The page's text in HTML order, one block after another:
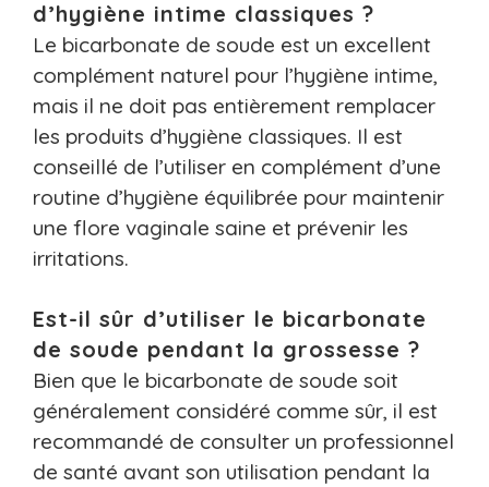
d’hygiène intime classiques ?
Le bicarbonate de soude est un excellent
complément naturel pour l’hygiène intime,
mais il ne doit pas entièrement remplacer
les produits d’hygiène classiques. Il est
conseillé de l’utiliser en complément d’une
routine d’hygiène équilibrée pour maintenir
une flore vaginale saine et prévenir les
irritations.
Est-il sûr d’utiliser le bicarbonate
de soude pendant la grossesse ?
Bien que le bicarbonate de soude soit
généralement considéré comme sûr, il est
recommandé de consulter un professionnel
de santé avant son utilisation pendant la